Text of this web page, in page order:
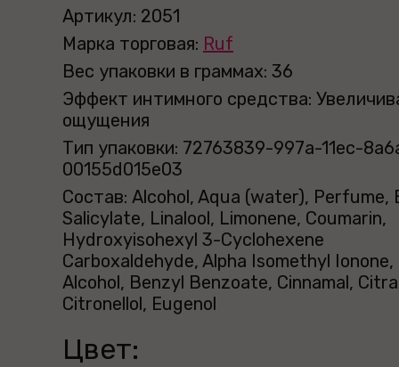
Артикул: 2051
Марка торговая: Ruf
Вес упаковки в граммах: 36
Эффект интимного средства:
ощущения
Тип упаковки: 72763839-997a-11ec-
00155d015e03
Состав: Alcohol, Aqua (water), Perfume,
Salicylate, Linalool, Limonene, Coumarin,
Hydroxyisohexyl 3-Cyclohexene
Carboxaldehyde, Alpha Isomethyl
Alcohol, Benzyl Benzoate, Cinnamal,
Citronellol, Eugenol
Цвет: